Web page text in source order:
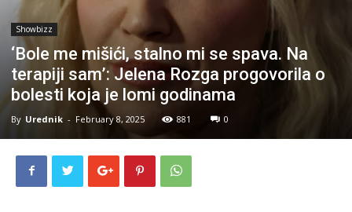
Showbizz
‘Bole me mišići, stalno mi se spava. Na
terapiji sam’: Jelena Rozga progovorila o
bolesti koja je lomi godinama
By Urednik - February 8, 2025 881 0